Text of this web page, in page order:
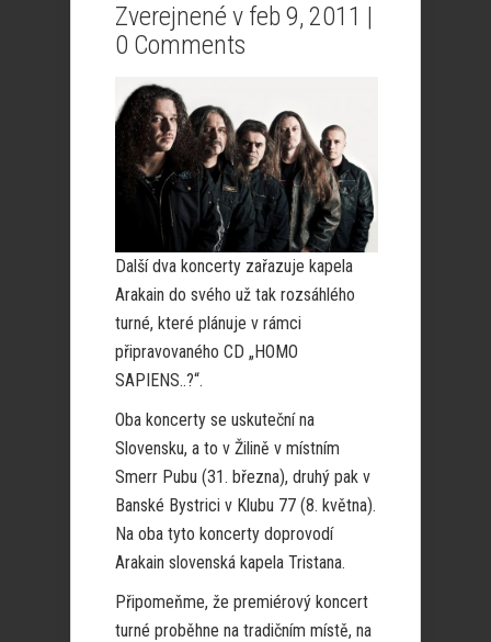
Zverejnené v feb 9, 2011 |
0 Comments
Další dva koncerty zařazuje kapela
Arakain do svého už tak rozsáhlého
turné, které plánuje v rámci
připravovaného CD „HOMO
SAPIENS..?“.
Oba koncerty se uskuteční na
Slovensku, a to v Žilině v místním
Smerr Pubu (31. března), druhý pak v
Banské Bystrici v Klubu 77 (8. května).
Na oba tyto koncerty doprovodí
Arakain slovenská kapela Tristana.
Připomeňme, že premiérový koncert
turné proběhne na tradičním místě, na